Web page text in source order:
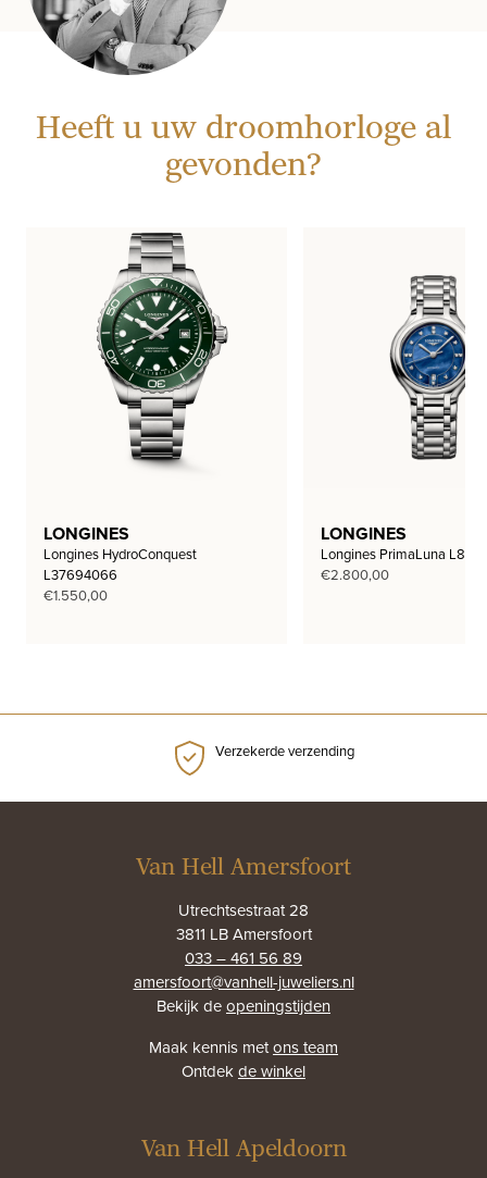
Heeft u uw droomhorloge al
gevonden?
LONGINES
Longines HydroConquest
L37694066
€1.550,00
LONGINES
Longines PrimaLuna
€2.800,00
Verzekerde verzending
Van Hell Amersfoort
Utrechtsestraat 28
3811 LB Amersfoort
033 – 461 56 89
amersfoort@vanhell-juweliers.nl
Bekijk deopeningstijden
Maak kennis metons team
Ontdekde winkel
Van Hell Apeldoorn